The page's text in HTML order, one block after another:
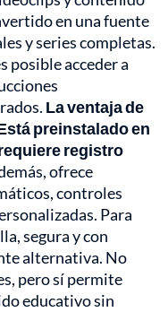
en una fuente
y series completas.
posible acceder a
La ventaja de
preinstalado en
registro
ofrece
controles
Para
segura y con
alternativa. No
pero sí permite
educativo sin